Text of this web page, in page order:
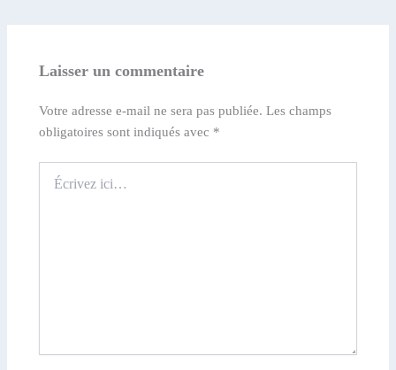
Laisser un commentaire
Votre adresse e-mail ne sera pas publiée. Les champs
obligatoires sont indiqués avec *
ici…